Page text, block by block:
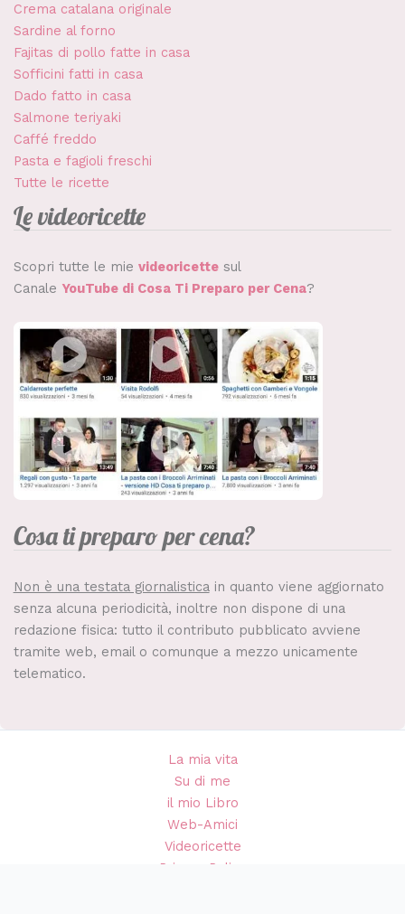
Crema catalana originale
Sardine al forno
Fajitas di pollo fatte in casa
Sofficini fatti in casa
Dado fatto in casa
Salmone teriyaki
Caffé freddo
Pasta e fagioli freschi
Tutte le ricette
Le videoricette
Scopri tutte le mie videoricettesul
Canale YouTube di Cosa Ti Preparo per Cena?
Cosa ti preparo per cena?
Non è una testata giornalisticain quanto viene aggiornato
senza alcuna periodicità, inoltre non dispone di una
redazione fisica: tutto il contributo pubblicato avviene
tramite web, email o comunque a mezzo unicamente
telematico.
La mia vita
Su di me
il mio Libro
Web-Amici
Videoricette
Privacy Policy